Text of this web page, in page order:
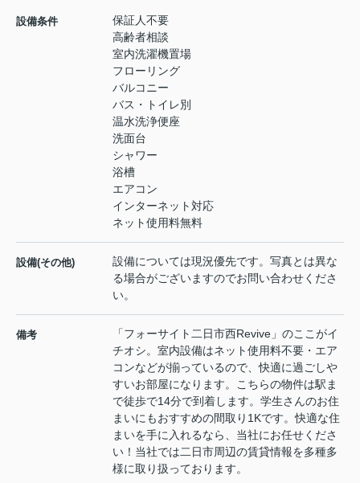
設備条件
保証人不要
高齢者相談
室内洗濯機置場
フローリング
バルコニー
バス・トイレ別
温水洗浄便座
洗面台
シャワー
浴槽
エアコン
インターネット対応
ネット使用料無料
設備(その他)
設備については現況優先です。写真とは異な
る場合がございますのでお問い合わせくださ
い。
備考
「フォーサイト二日市西Revive」のここがイ
チオシ。室内設備はネット使用料不要・エア
コンなどが揃っているので、快適に過ごしや
すいお部屋になります。こちらの物件は駅ま
で徒歩で14分で到着します。学生さんのお住
まいにもおすすめの間取り1Kです。快適な住
まいを手に入れるなら、当社にお任せくださ
い！当社では二日市周辺の賃貸情報を多種多
様に取り扱っております。